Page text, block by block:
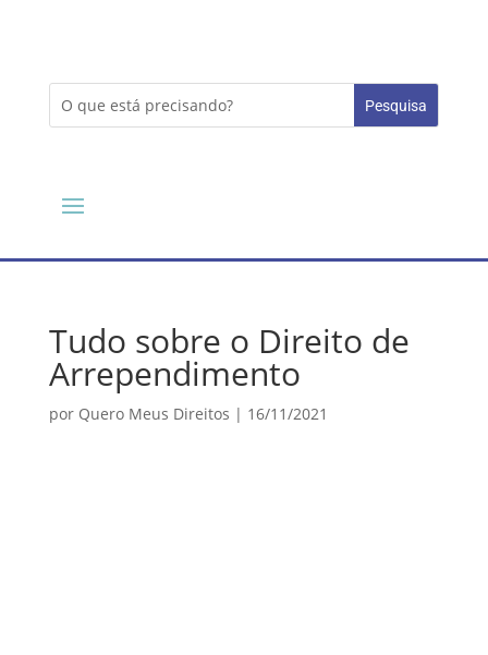
Tudo sobre o Direito de
Arrependimento
por Quero Meus Direitos | 16/11/2021